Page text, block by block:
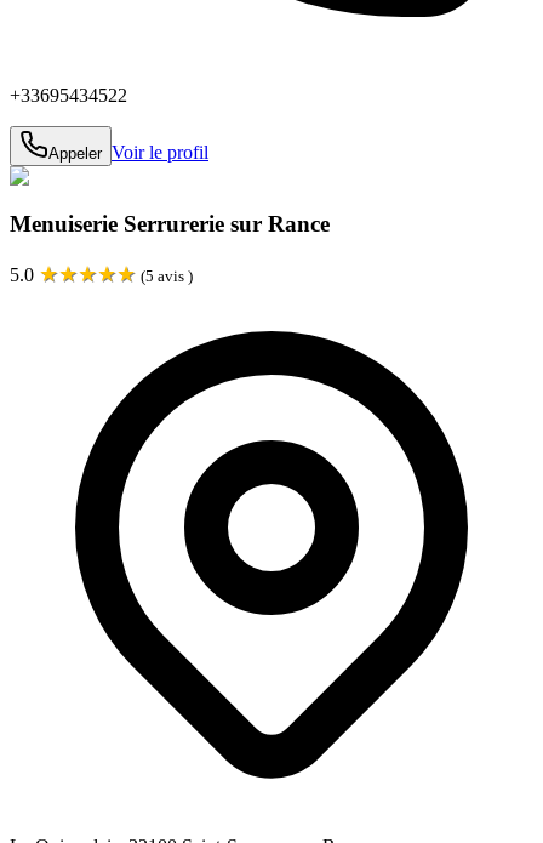
+33695434522
Appeler Voir le profil
Menuiserie Serrurerie sur Rance
5.0 ★★★★★ (5 avis )